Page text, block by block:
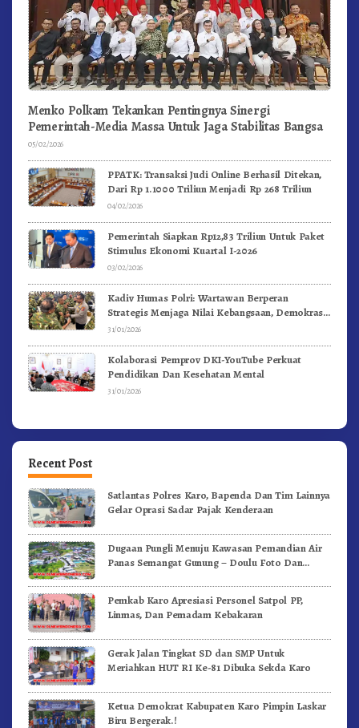
Menko Polkam Tekankan Pentingnya Sinergi
Pemerintah-Media Massa Untuk Jaga Stabilitas Bangsa
05/02/2026
PPATK: Transaksi Judi Online Berhasil Ditekan,
Dari Rp 1.1000 Triliun Menjadi Rp 268 Triliun
04/02/2026
Pemerintah Siapkan Rp12,83 Triliun Untuk Paket
Stimulus Ekonomi Kuartal I-2026
03/02/2026
Kadiv Humas Polri: Wartawan Berperan
Strategis Menjaga Nilai Kebangsaan, Demokrasi,
dan NKRI
31/01/2026
Kolaborasi Pemprov DKI-YouTube Perkuat
Pendidikan Dan Kesehatan Mental
31/01/2026
Recent Post
Satlantas Polres Karo, Bapenda Dan Tim Lainnya
Gelar Oprasi Sadar Pajak Kenderaan
Dugaan Pungli Menuju Kawasan Pemandian Air
Panas Semangat Gunung – Doulu Foto Dan
Pemkab Karo Apresiasi Personel Satpol PP,
Linmas, Dan Pemadam Kebakaran
Gerak Jalan Tingkat SD dan SMP Untuk
Meriahkan HUT RI Ke-81 Dibuka Sekda Karo
Ketua Demokrat Kabupaten Karo Pimpin Laskar
Biru Bergerak.!